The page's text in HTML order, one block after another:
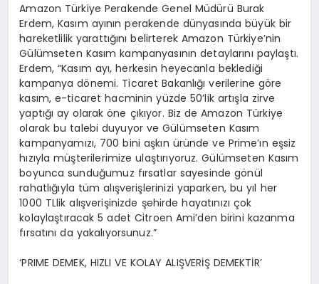
Amazon Türkiye Perakende Genel Müdürü Burak
Erdem, Kasım ayının perakende dünyasında büyük bir
hareketlilik yarattığını belirterek Amazon Türkiye’nin
Gülümseten Kasım kampanyasının detaylarını paylaştı.
Erdem, “Kasım ayı, herkesin heyecanla beklediği
kampanya dönemi. Ticaret Bakanlığı verilerine göre
kasım, e-ticaret hacminin yüzde 50’lik artışla zirve
yaptığı ay olarak öne çıkıyor. Biz de Amazon Türkiye
olarak bu talebi duyuyor ve Gülümseten Kasım
kampanyamızı, 700 bini aşkın üründe ve Prime’ın eşsiz
hızıyla müşterilerimize ulaştırıyoruz. Gülümseten Kasım
boyunca sunduğumuz fırsatlar sayesinde gönül
rahatlığıyla tüm alışverişlerinizi yaparken, bu yıl her
1000 TLlik alışverişinizde şehirde hayatınızı çok
kolaylaştıracak 5 adet Citroen Ami’den birini kazanma
fırsatını da yakalıyorsunuz.”
‘PRIME DEMEK, HIZLI VE KOLAY ALIŞVERİŞ DEMEKTİR’